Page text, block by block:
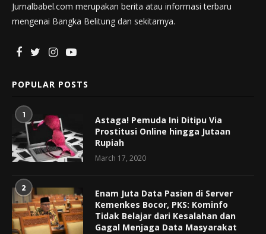
Jurnalbabel.com merupakan berita atau informasi terbaru
mengenai Bangka Belitung dan sekitarnya.
POPULAR POSTS
1
Astaga! Pemuda Ini Ditipu Via
Prostitusi Online hingga Jutaan
Rupiah
March 17, 2020
2
Enam Juta Data Pasien di Server
Kemenkes Bocor, PKS: Kominfo
Tidak Belajar dari Kesalahan dan
Gagal Menjaga Data Masyarakat